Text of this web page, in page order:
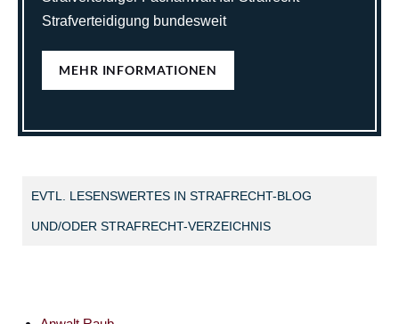
Strafverteidigung bundesweit
MEHR INFORMATIONEN
EVTL. LESENSWERTES IN STRAFRECHT-BLOG
UND/ODER STRAFRECHT-VERZEICHNIS